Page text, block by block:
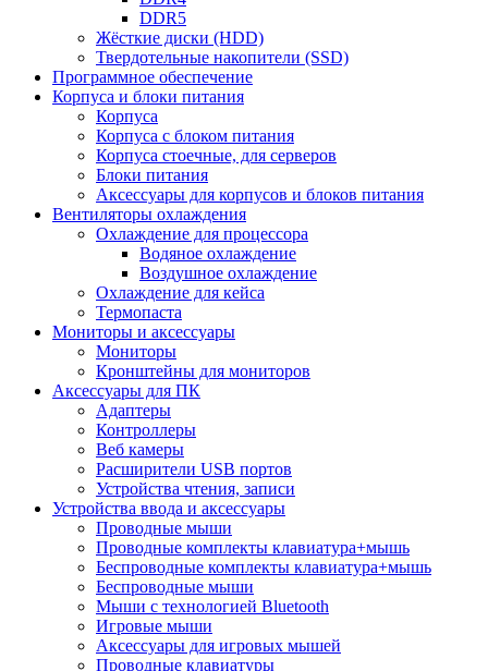
DDR5
Жёсткие диски (HDD)
Твердотельные накопители (SSD)
Программное обеспечение
Корпуса и блоки питания
Корпуса
Корпуса с блоком питания
Корпуса стоечные, для серверов
Блоки питания
Аксессуары для корпусов и блоков питания
Вентиляторы охлаждения
Охлаждение для процессора
Водяное охлаждение
Воздушное охлаждение
Охлаждение для кейса
Термопаста
Мониторы и аксессуары
Мониторы
Кронштейны для мониторов
Аксессуары для ПК
Адаптеры
Контроллеры
Веб камеры
Расширители USB портов
Устройства чтения, записи
Устройства ввода и аксессуары
Проводные мыши
Проводные комплекты клавиатура+мышь
Беспроводные комплекты клавиатура+мышь
Беспроводные мыши
Мыши с технологией Bluetooth
Игровые мыши
Аксессуары для игровых мышей
Проводные клавиатуры